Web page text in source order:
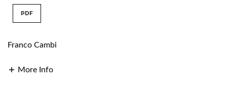
PDF
Franco Cambi
More Info